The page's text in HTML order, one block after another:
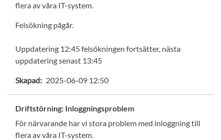
flera av våra IT-system.
Felsökning pågår.
Uppdatering 12:45 felsökningen fortsätter, nästa
uppdatering senast 13:45
Skapad: 2025-06-09 12:50
Driftstörning: Inloggningsproblem
För närvarande har vi stora problem med inloggning till
flera av våra IT-system.